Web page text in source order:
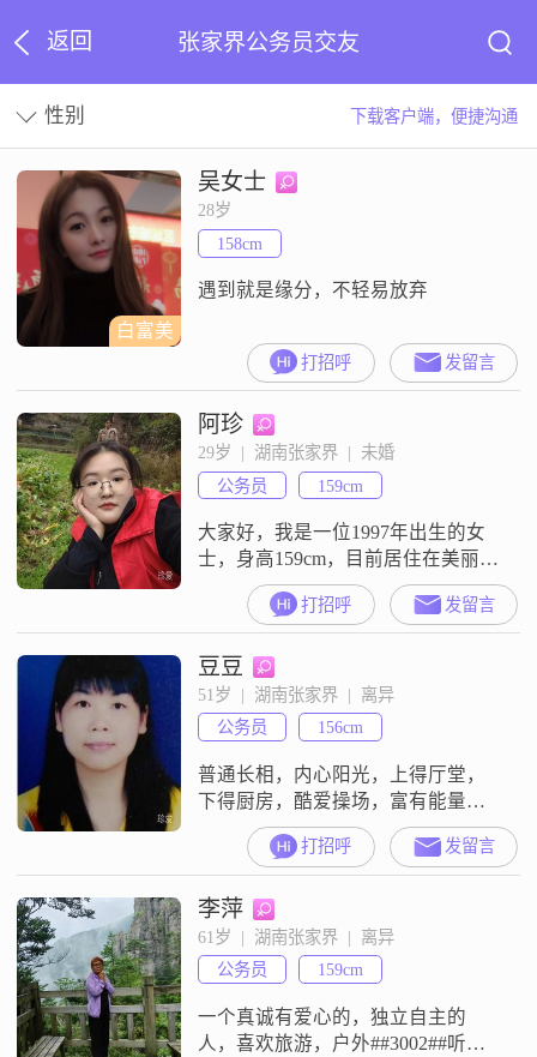
返回 张家界公务员交友
性别 下载客户端，便捷沟通
白富美
吴女士
28岁
158cm
遇到就是缘分，不轻易放弃
打招呼 发留言
阿珍
29岁  |  湖南张家界  |  未婚
公务员
159cm
大家好，我是一位1997年出生的女
士，身高159cm，目前居住在美丽的
张家界##3002##我拥有大学本科学
历，现在从事着一份让我感到满意
的工作，月收入在5001到8000元之
间##3002##我性格善解人意，随和
易相处，总是愿意倾听他人的心
声，并尽我所能给予帮助和支持
##3002##我对待人际关系真诚可
靠，乐观积极的
打招呼 发留言
豆豆
51岁  |  湖南张家界  |  离异
公务员
156cm
普通长相，内心阳光，上得厅堂，
下得厨房，酷爱操场，富有能量
##3002##
打招呼 发留言
李萍
61岁  |  湖南张家界  |  离异
公务员
159cm
一个真诚有爱心的，独立自主的
人，喜欢旅游，户外##3002##听